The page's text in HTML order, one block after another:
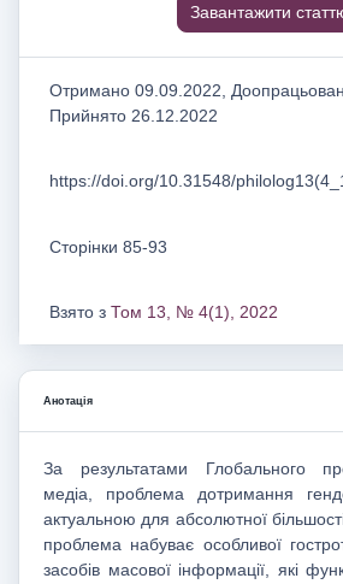
Завантажити
Отримано 09.09.2022,
Прийнято 26.12.2022
https://doi.org/10.31548/
Сторінки 85-93
Взято з Том 13, № 4(1), 2022
Анотація
За результатами Глобального
медіа, проблема дотримання
актуальною для абсолютної
проблема набуває особливої
засобів масової інформації, які